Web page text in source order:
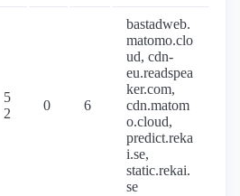
5
2
0 6
bastadweb.
matomo.clo
ud, cdn-
eu.readspea
ker.com,
cdn.matom
o.cloud,
predict.reka
i.se,
static.rekai.
se